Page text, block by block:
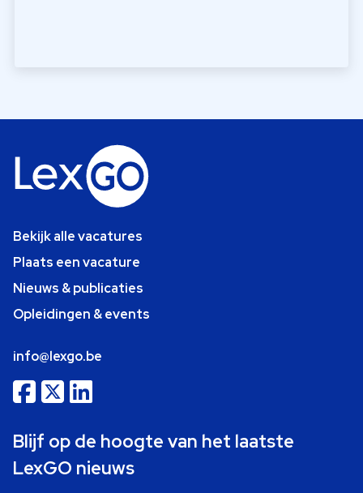
Bekijk alle vacatures
Plaats een vacature
Nieuws & publicaties
Opleidingen & events
info@lexgo.be
Blijf op de hoogte van het laatste
LexGO nieuws